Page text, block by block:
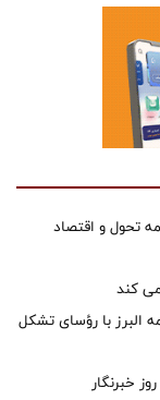
تحول و اقتصاد
کند
البرز با رؤسای تشکل
خبرنگار